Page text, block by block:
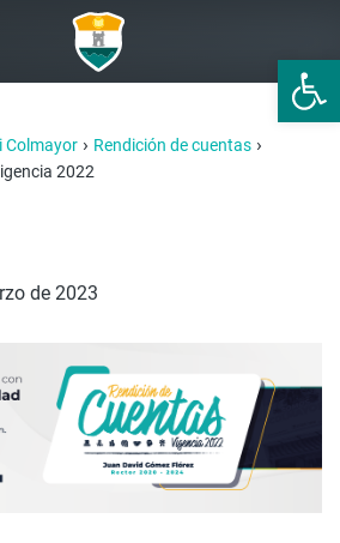
Abrir
Colmayor › Rendición de cuentas ›
2022
de 2023